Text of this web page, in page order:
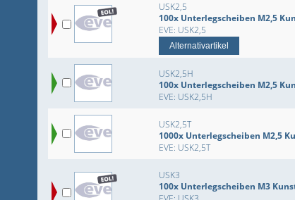
USK2,5
100x Unterlegscheiben M2,5
EVE: USK2,5
Alternativartikel
USK2,5H
100x Unterlegscheiben M2,5
EVE: USK2,5H
USK2,5T
1000x Unterlegscheiben M2,5
EVE: USK2,5T
USK3
100x Unterlegscheiben M3